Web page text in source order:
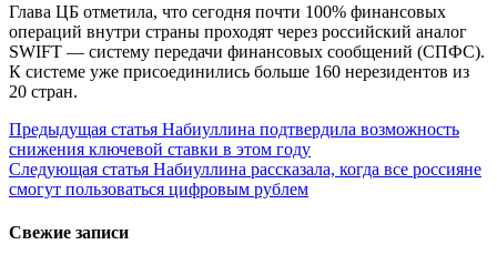
Глава ЦБ отметила, что сегодня почти 100% финансовых
операций внутри страны проходят через российский аналог
SWIFT — систему передачи финансовых сообщений (СПФС).
К системе уже присоединились больше 160 нерезидентов из
20 стран.
Продолжить
чтение
Предыдущая статья Набиуллина подтвердила возможность
снижения ключевой ставки в этом году
Следующая статья Набиуллина рассказала, когда все россияне
смогут пользоваться цифровым рублем
Свежие записи